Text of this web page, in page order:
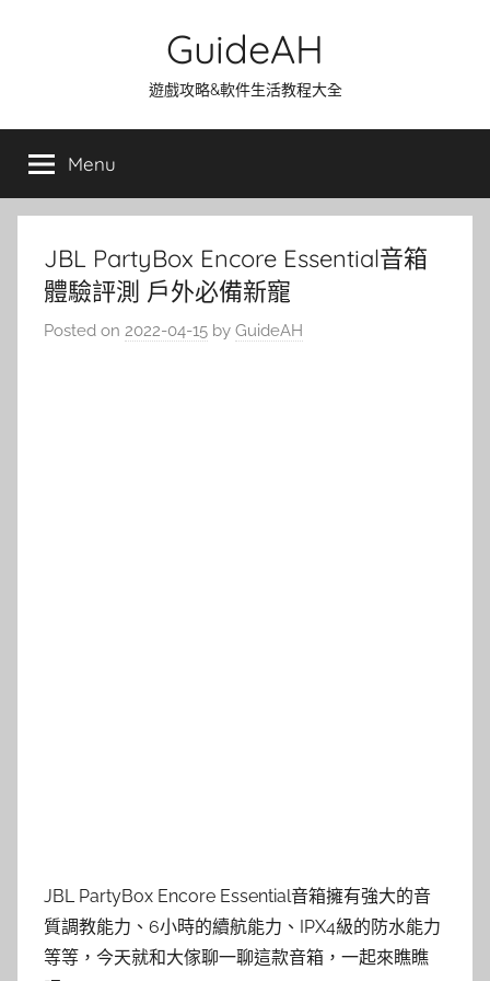
GuideAH
遊戲攻略&軟件生活教程大全
Menu
JBL PartyBox Encore Essential音箱
體驗評測 戶外必備新寵
Posted on 2022-04-15 by GuideAH
JBL PartyBox Encore Essential音箱擁有強大的音
質調教能力、6小時的續航能力、IPX4級的防水能力
等等，今天就和大傢聊一聊這款音箱，一起來瞧瞧